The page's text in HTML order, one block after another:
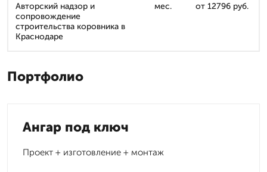
Авторский надзор и
сопровождение
строительства коровника в
Краснодаре
мес. от 12796 руб.
Портфолио
Ангар под ключ
Проект + изготовление + монтаж